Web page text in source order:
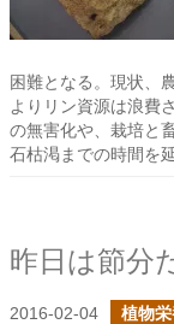
困難となる。現状、
よりリン資源は浪費
の無害化や、栽培と
石枯渇までの時間を
2016-02-04 植物